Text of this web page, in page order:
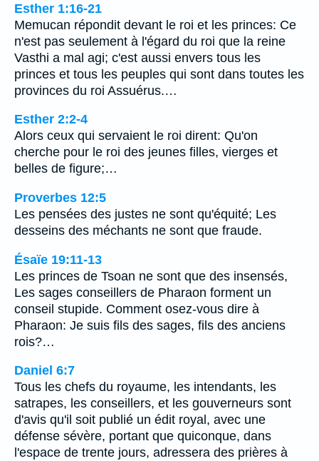
Esther 1:16-21
Memucan répondit devant le roi et les princes: Ce
n'est pas seulement à l'égard du roi que la reine
Vasthi a mal agi; c'est aussi envers tous les
princes et tous les peuples qui sont dans toutes les
provinces du roi Assuérus.…
Esther 2:2-4
Alors ceux qui servaient le roi dirent: Qu'on
cherche pour le roi des jeunes filles, vierges et
belles de figure;…
Proverbes 12:5
Les pensées des justes ne sont qu'équité; Les
desseins des méchants ne sont que fraude.
Ésaïe 19:11-13
Les princes de Tsoan ne sont que des insensés,
Les sages conseillers de Pharaon forment un
conseil stupide. Comment osez-vous dire à
Pharaon: Je suis fils des sages, fils des anciens
rois?…
Daniel 6:7
Tous les chefs du royaume, les intendants, les
satrapes, les conseillers, et les gouverneurs sont
d'avis qu'il soit publié un édit royal, avec une
défense sévère, portant que quiconque, dans
l'espace de trente jours, adressera des prières à